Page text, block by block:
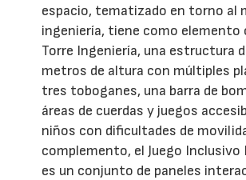
espacio, tematizado en torno al
ingeniería, tiene como elemento
Torre Ingeniería, una estructura
metros de altura con múltiples
tres toboganes, una barra de
áreas de cuerdas y juegos
niños con dificultades de
complemento, el Juego Inclusivo
es un conjunto de paneles